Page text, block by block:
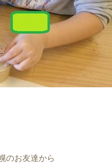
のお友達から